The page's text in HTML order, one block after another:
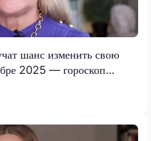
шанс изменить свою
2025 — гороскоп